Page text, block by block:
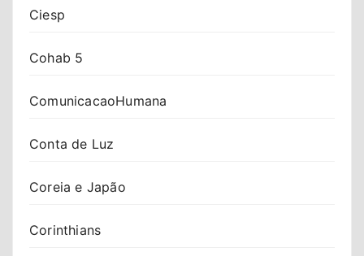
Ciesp
Cohab 5
ComunicacaoHumana
Conta de Luz
Coreia e Japão
Corinthians